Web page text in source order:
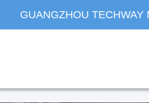
GUANGZHOU TECHWAY